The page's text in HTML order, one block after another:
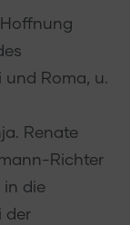
Roma, u.
Renate
Richter
in die
der